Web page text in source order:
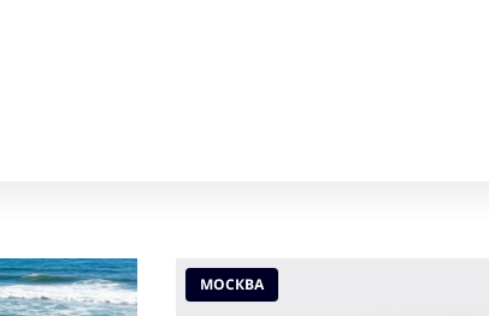
МОСКВА